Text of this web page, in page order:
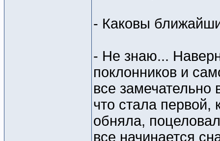
- Каковы
- Не знаю...
поклонников и
все замечательно
что стала
обняла,
все начинается